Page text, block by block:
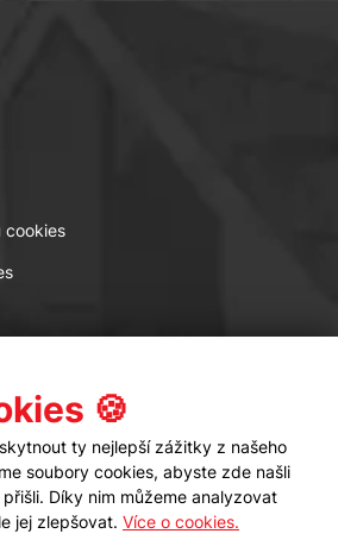
cookies
Sledujte nás
🍪
ty nejlepší zážitky z našeho
soubory cookies, abyste zde našli
Díky nim můžeme analyzovat
jej zlepšovat. Více o cookies.